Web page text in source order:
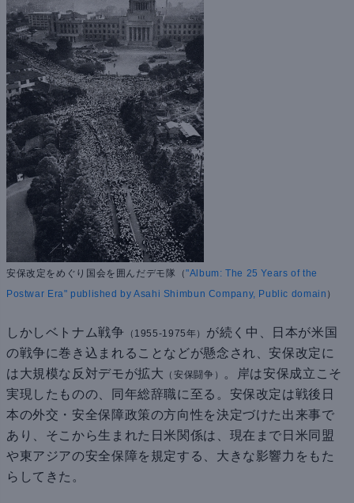
安保改定をめぐり国会を囲んだデモ隊（"Album: The 25 Years of the
Postwar Era" published by Asahi Shimbun Company, Public domain ）
しかしベトナム戦争 （1955-1975年） が続く中、日本が米国
の戦争に巻き込まれることなどが懸念され、安保改定に
は大規模な反対デモが拡大
（安保闘争）
。岸は安保成立こそ
実現したものの、同年総辞職に至る。安保改定は戦後日
本の外交・安全保障政策の方向性を決定づけた出来事で
あり、そこから生まれた日米関係は、現在まで日米同盟
や東アジアの安全保障を規定する、大きな影響力をもた
らしてきた。